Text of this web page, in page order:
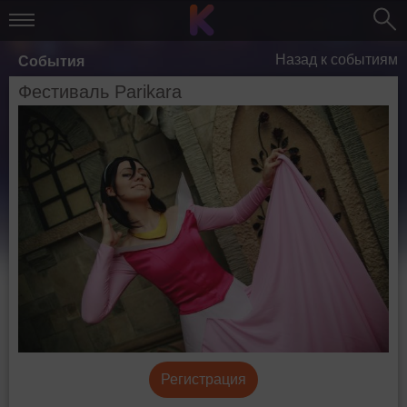
События Назад к событиям
Фестиваль Parikara
Регистрация